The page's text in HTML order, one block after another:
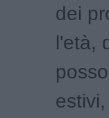
dei
l'età,